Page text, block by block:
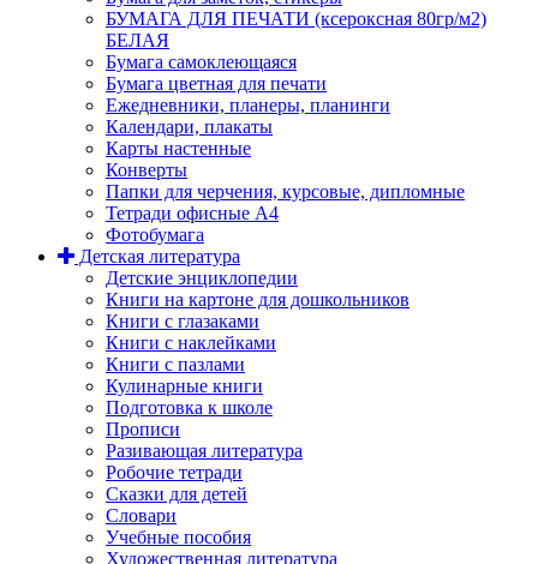
БУМАГА ДЛЯ ПЕЧАТИ (ксероксная 80гр/м2)
БЕЛАЯ
Бумага самоклеющаяся
Бумага цветная для печати
Ежедневники, планеры, планинги
Календари, плакаты
Карты настенные
Конверты
Папки для черчения, курсовые, дипломные
Тетради офисные А4
Фотобумага
Детская литература
Детские энциклопедии
Книги на картоне для дошкольников
Книги с глазаками
Книги с наклейками
Книги с пазлами
Кулинарные книги
Подготовка к школе
Прописи
Разивающая литература
Робочие тетради
Сказки для детей
Словари
Учебные пособия
Художественная литература